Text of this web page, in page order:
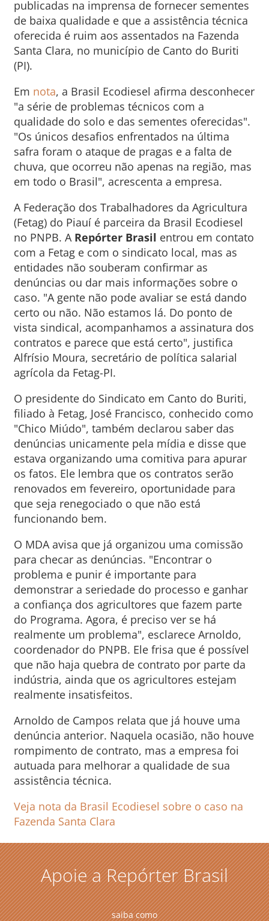
publicadas na imprensa de fornecer sementes
de baixa qualidade e que a assistência técnica
oferecida é ruim aos assentados na Fazenda
Santa Clara, no município de Canto do Buriti
(PI).
Em nota, a Brasil Ecodiesel afirma desconhecer
"a série de problemas técnicos com a
qualidade do solo e das sementes oferecidas".
"Os únicos desafios enfrentados na última
safra foram o ataque de pragas e a falta de
chuva, que ocorreu não apenas na região, mas
em todo o Brasil", acrescenta a empresa.
A Federação dos Trabalhadores da Agricultura
(Fetag) do Piauí é parceira da Brasil Ecodiesel
no PNPB. A Repórter Brasil entrou em contato
com a Fetag e com o sindicato local, mas as
entidades não souberam confirmar as
denúncias ou dar mais informações sobre o
caso. "A gente não pode avaliar se está dando
certo ou não. Não estamos lá. Do ponto de
vista sindical, acompanhamos a assinatura dos
contratos e parece que está certo", justifica
Alfrísio Moura, secretário de política salarial
agrícola da Fetag-PI.
O presidente do Sindicato em Canto do Buriti,
filiado à Fetag, José Francisco, conhecido como
"Chico Miúdo", também declarou saber das
denúncias unicamente pela mídia e disse que
estava organizando uma comitiva para apurar
os fatos. Ele lembra que os contratos serão
renovados em fevereiro, oportunidade para
que seja renegociado o que não está
funcionando bem.
O MDA avisa que já organizou uma comissão
para checar as denúncias. "Encontrar o
problema e punir é importante para
demonstrar a seriedade do processo e ganhar
a confiança dos agricultores que fazem parte
do Programa. Agora, é preciso ver se há
realmente um problema", esclarece Arnoldo,
coordenador do PNPB. Ele frisa que é possível
que não haja quebra de contrato por parte da
indústria, ainda que os agricultores estejam
realmente insatisfeitos.
Arnoldo de Campos relata que já houve uma
denúncia anterior. Naquela ocasião, não houve
rompimento de contrato, mas a empresa foi
autuada para melhorar a qualidade de sua
assistência técnica.
Veja nota da Brasil Ecodiesel sobre o caso na
Fazenda Santa Clara
Apoie a Repórter Brasil
saiba como